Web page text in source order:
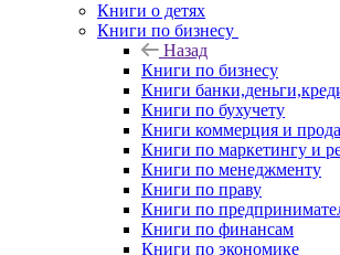
Книги о детях
Книги по бизнесу
Назад
Книги по бизнесу
Книги
Книги по бухучету
Книги коммерция и
Книги по маркетингу и
Книги по менеджменту
Книги по праву
Книги по
Книги по финансам
Книги по экономике